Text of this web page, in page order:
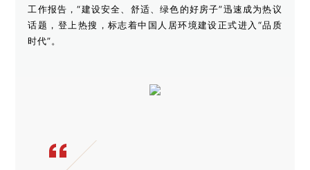
工作报告，“建设安全、舒适、绿色的好房子”迅速成为热议
话题，登上热搜，标志着中国人居环境建设正式进入“品质
时代”。